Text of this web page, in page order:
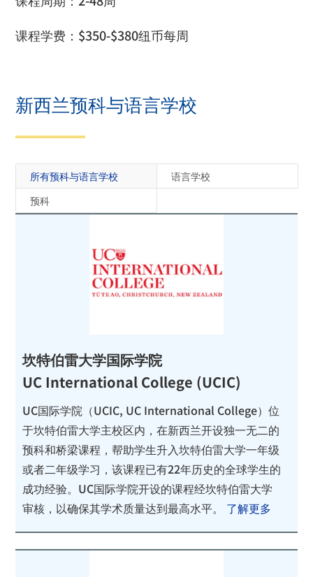
课程学费： $350-$380纽币每周
新西兰预科与语言学校
所有预科与语言学校
语言学校
预科
坎特伯雷大学国际学院
UC International College (UCIC)
UC国际学院（UCIC, UC International College）位
于坎特伯雷大学主校区内，在新西兰开设独一无二的
预科和桥梁课程，帮助学生升入坎特伯雷大学一年级
或者二年级学习，该课程已有22年历史的全球学生的
成功经验。UC国际学院开设的课程经坎特伯雷大学
审核，以确保其学术质量达到最高水平。 了解更多